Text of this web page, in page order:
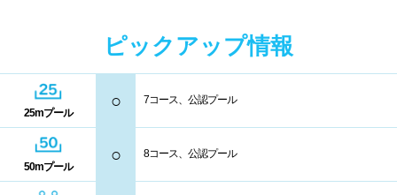
ピックアップ情報
25mプール
○ 7コース、公認プール
50mプール
○ 8コース、公認プール
中国
鳥取県 島根県
広島県 山口県
キャッシュレス決済 多目的トイレ
バリアフリー ウォシュレット
喫煙スペース